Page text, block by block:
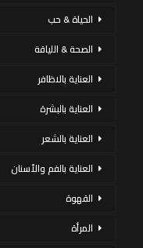
الحياة & حب
الصحة & اللياقة
العناية بالاظافر
العناية بالبشرة
العناية بالشعر
العناية بالفم والأسنان
القهوة
المرأة